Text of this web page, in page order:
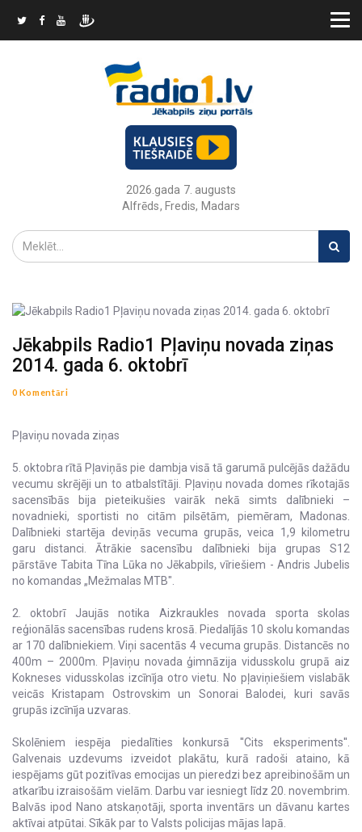
2026.gada 7. augusts
Alfrēds, Fredis, Madars
Jēkabpils Radio1 Pļaviņu novada ziņas
2014. gada 6. oktobrī
0 Komentāri
Pļaviņu novada ziņas
5. oktobra rītā Pļaviņās pie dambja visā tā garumā pulcējās dažādu
vecumu skrējēji un to atbalstītāji. Pļaviņu novada domes rīkotajās
sacensībās bija pieteikušies vairāk nekā simts dalībnieki –
novadnieki, sportisti no citām pilsētām, piemēram, Madonas.
Dalībnieki startēja deviņās vecuma grupās, veica 1,9 kilometru
garu distanci. Ātrākie sacensību dalībnieki bija grupas S12
pārstāve Tabita Tīna Lūka no Jēkabpils, vīriešiem - Andris Jubelis
no komandas „Mežmalas MTB".
2. oktobrī Jaujās notika Aizkraukles novada sporta skolas
reģionālās sacensības rudens krosā. Piedalījās 10 skolu komandas
ar 170 dalībniekiem. Viņi sacentās 4 vecuma grupās. Distancēs no
400m – 2000m. Pļaviņu novada ģimnāzija vidusskolu grupā aiz
Kokneses vidusskolas izcīnīja otro vietu. No pļaviņiešiem vislabāk
veicās Kristapam Ostrovskim un Sonorai Balodei, kuri savās
grupās izcīnīja uzvaras.
Skolēniem iespēja piedalīties konkursā ''Cits eksperiments''.
Galvenais uzdevums izveidot plakātu, kurā radoši ataino, kā
iespējams gūt pozitīvas emocijas un pieredzi bez apreibinošām un
atkarību izraisošām vielām. Darbu var iesniegt līdz 20. novembrim.
Balvās ipod Nano atskaņotāji, sporta inventārs un dāvanu kartes
aktīvai atpūtai. Sīkāk par to Valsts policijas mājas lapā.